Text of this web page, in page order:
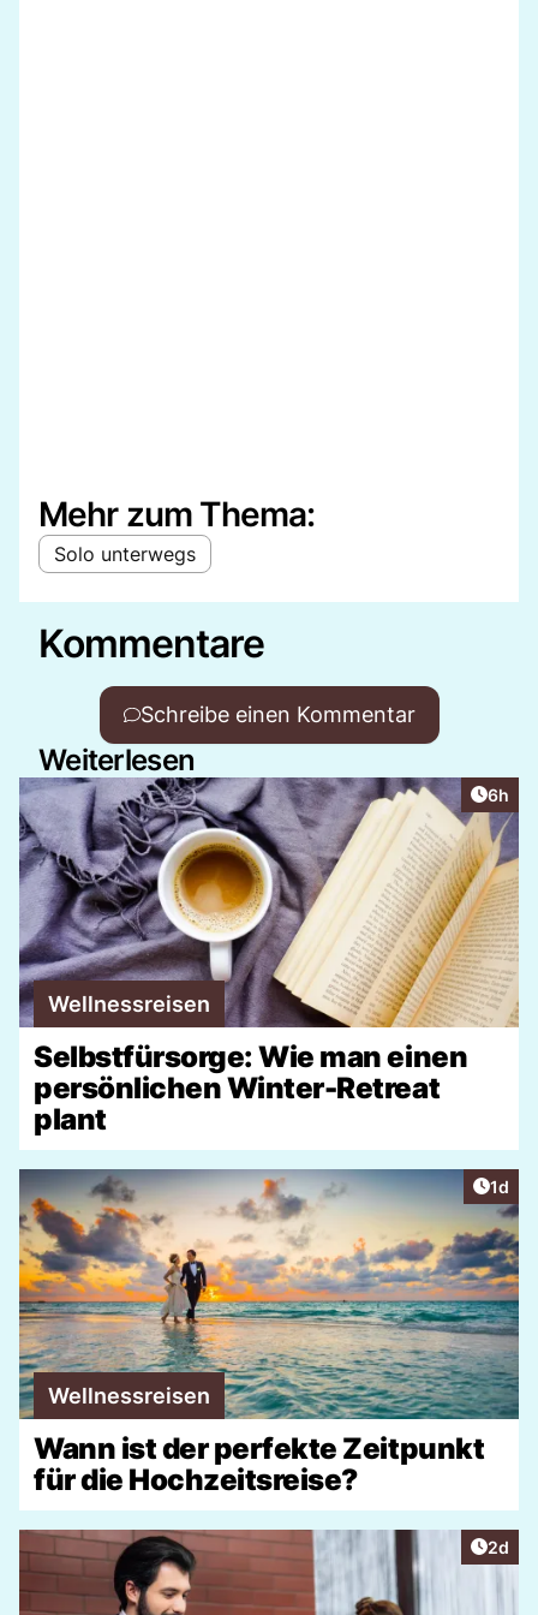
Mehr zum Thema:
Solo unterwegs
Kommentare
Schreibe einen Kommentar
Weiterlesen
6h
Wellnessreisen
Selbstfürsorge: Wie man einen
persönlichen Winter-Retreat
plant
1d
Wellnessreisen
Wann ist der perfekte Zeitpunkt
für die Hochzeitsreise?
2d